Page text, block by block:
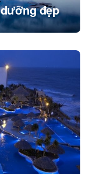
đẹp